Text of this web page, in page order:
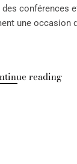
une occasion
reading